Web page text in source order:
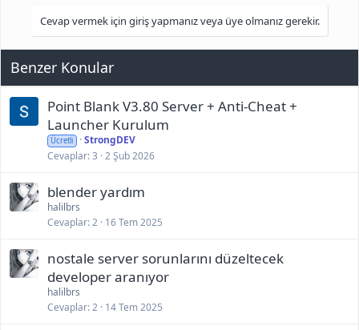
Cevap vermek için giriş yapmanız veya üye olmanız gerekir.
Benzer Konular
Point Blank V3.80 Server + Anti-Cheat +
Launcher Kurulum
Ücretli
StrongDEV
Cevaplar 3 2 Şub 2026
blender yardım
halilbrs
Cevaplar 2 16 Tem 2025
nostale server sorunlarını düzeltecek
developer aranıyor
halilbrs
Cevaplar 2 14 Tem 2025